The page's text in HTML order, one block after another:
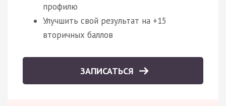
профилю
Улучшить свой результат на +15
вторичных баллов
ЗАПИСАТЬСЯ